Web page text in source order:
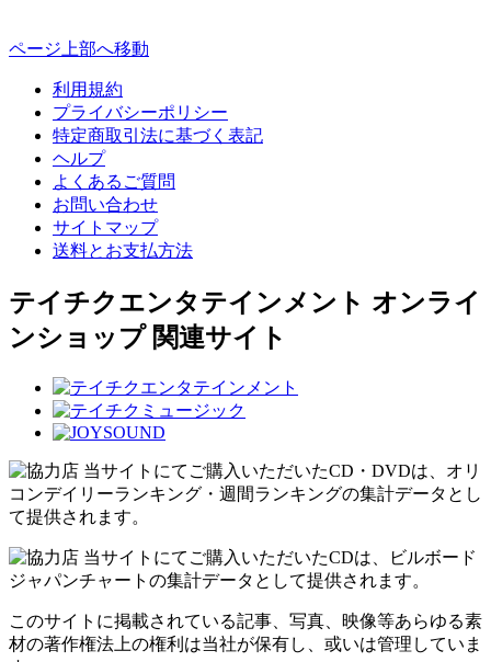
ページ上部へ移動
利用規約
プライバシーポリシー
特定商取引法に基づく表記
ヘルプ
よくあるご質問
お問い合わせ
サイトマップ
送料とお支払方法
テイチクエンタテインメント オンライ
ンショップ 関連サイト
当サイトにてご購入いただいたCD・DVDは、オリ
コンデイリーランキング・週間ランキングの集計データとし
て提供されます。
当サイトにてご購入いただいたCDは、ビルボード
ジャパンチャートの集計データとして提供されます。
このサイトに掲載されている記事、写真、映像等あらゆる素
材の著作権法上の権利は当社が保有し、或いは管理していま